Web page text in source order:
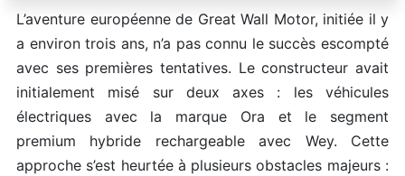
L’aventure européenne de Great Wall Motor, initiée il y
a environ trois ans, n’a pas connu le succès escompté
avec ses premières tentatives. Le constructeur avait
initialement misé sur deux axes : les véhicules
électriques avec la marque Ora et le segment
premium hybride rechargeable avec Wey. Cette
approche s’est heurtée à plusieurs obstacles majeurs :